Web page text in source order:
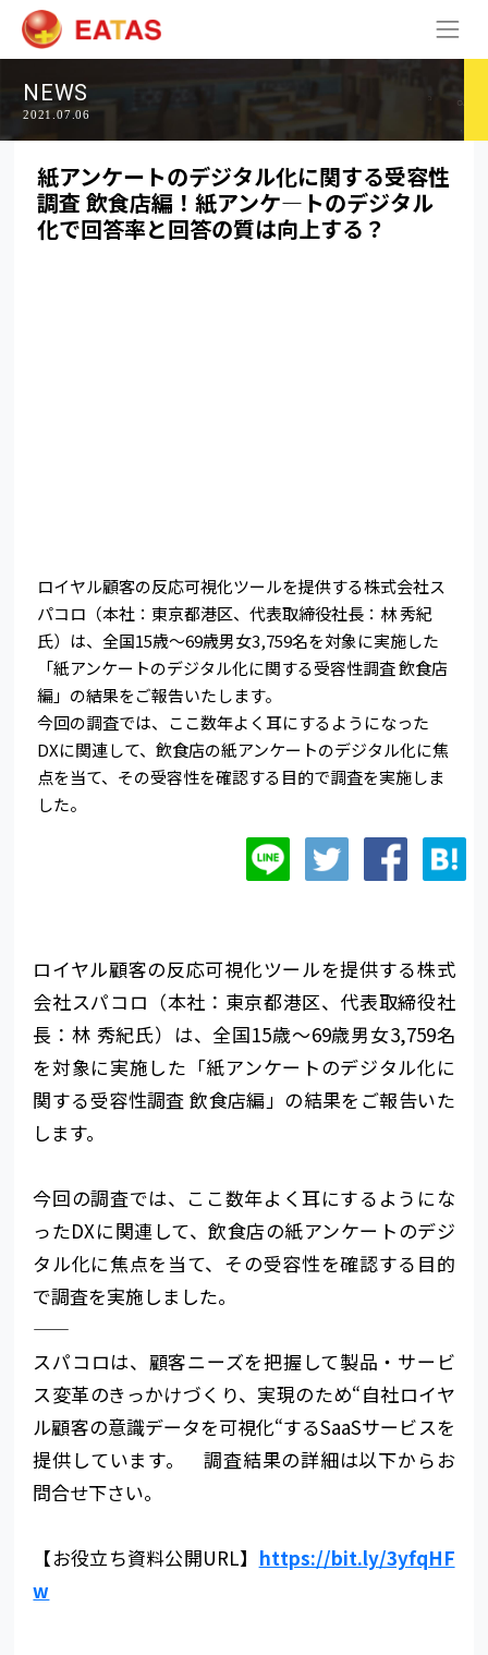
NEWS
2021.07.06
紙アンケートのデジタル化に関する受容性
調査 飲食店編！紙アンケ―トのデジタル
化で回答率と回答の質は向上する？
ロイヤル顧客の反応可視化ツールを提供する株式会社ス
パコロ（本社：東京都港区、代表取締役社長：林 秀紀
氏）は、全国15歳～69歳男女3,759名を対象に実施した
「紙アンケートのデジタル化に関する受容性調査 飲食店
編」の結果をご報告いたします。
今回の調査では、ここ数年よく耳にするようになった
DXに関連して、飲食店の紙アンケートのデジタル化に焦
点を当て、その受容性を確認する目的で調査を実施しま
した。
ロイヤル顧客の反応可視化ツールを提供する株式
会社スパコロ（本社：東京都港区、代表取締役社
長：林 秀紀氏）は、全国15歳～69歳男女3,759名
を対象に実施した「紙アンケートのデジタル化に
関する受容性調査 飲食店編」の結果をご報告いた
します。
今回の調査では、ここ数年よく耳にするようにな
ったDXに関連して、飲食店の紙アンケートのデジ
タル化に焦点を当て、その受容性を確認する目的
で調査を実施しました。
――――――――――――――――――――――――――――――――――――――――――――――――――
スパコロは、顧客ニーズを把握して製品・サービ
ス変革のきっかけづくり、実現のため“自社ロイヤ
ル顧客の意識データを可視化“するSaaSサービスを
提供しています。 調査結果の詳細は以下からお
問合せ下さい。
【お役立ち資料公開URL】 https://bit.ly/3yfqHF
w